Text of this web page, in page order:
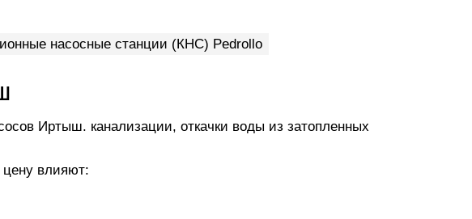
насосные станции (КНС) Pedrollo
Иртыш. канализации, откачки воды из затопленных
влияют: